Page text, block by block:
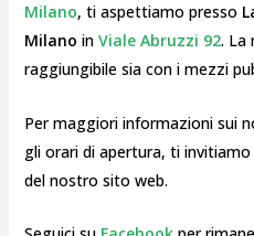
Milano, ti aspettiamo presso
Milano in Viale Abruzzi 92. La
raggiungibile sia con i mezzi
Per maggiori informazioni sui
gli orari di apertura, ti
del nostro sito web.